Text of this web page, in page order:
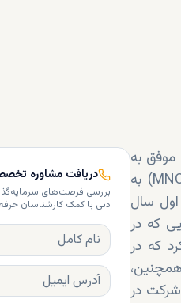
موفق به
جذب تعداد بی‌سابقه‌ای از شرکت‌های کوچک و متوسط (SME) و شرکت‌های چندملیتی (MNC) به
به 86 شرکت در نیمه اول سال
شرکت‌هایی که در
اشاره کرد که در
سالانه است. همچنین،
62 شرکت کوچک و متوسط در نیمه اول سال 2024 به دبی جذب شدند که نسبت به 48 شرکت در
دریافت مشاوره
دبی با کمک کارشناسان